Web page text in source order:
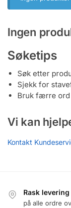
Ingen
Søketips
Søk etter
Sjekk for
Bruk færre
Vi kan
Kontakt
Rask
på alle ordre